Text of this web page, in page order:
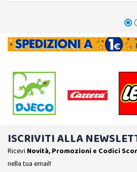
ISCRIVITI ALLA
Ricevi Novità, Promozioni e Codici
nella tua email!